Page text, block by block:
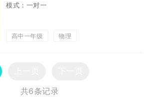
模式：一对一
高中一年级 物理
共6条记录